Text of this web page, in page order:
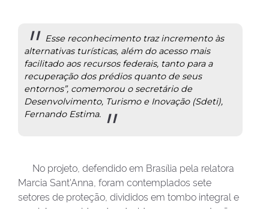
Esse reconhecimento traz incremento às
alternativas turísticas, além do acesso mais
facilitado aos recursos federais, tanto para a
recuperação dos prédios quanto de seus
entornos”, comemorou o secretário de
Desenvolvimento, Turismo e Inovação (Sdeti),
Fernando Estima.
No projeto, defendido em Brasília pela relatora
Marcia Sant'Anna, foram contemplados sete
setores de proteção, divididos em tombo integral e